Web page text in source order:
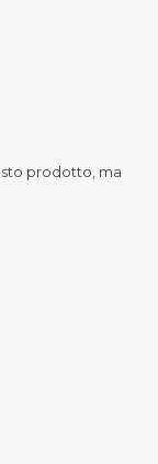
prodotto, ma